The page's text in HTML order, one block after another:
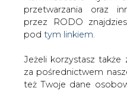
WŁĄCZ
przetwarzania oraz
przez RODO
pod tym linkiem.
Jeżeli korzystasz także
za pośrednictwem
też Twoje dane